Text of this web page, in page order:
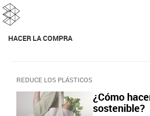
HACER LA COMPRA
REDUCE LOS PLÁSTICOS
¿Cómo
sostenible?